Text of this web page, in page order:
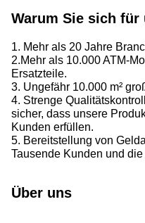
Warum Sie sich für
1. Mehr als 20 Jahre
2.Mehr als 10.000 ATM-
Ersatzteile.
3. Ungefähr 10.000 m²
4. Strenge
sicher, dass unsere
Kunden erfüllen.
5. Bereitstellung von
Tausende Kunden und
Über uns